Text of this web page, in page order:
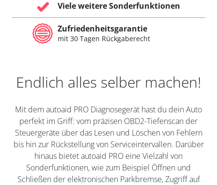
Viele weitere Sonderfunktionen
Zufriedenheitsgarantie
mit 30 Tagen Rückgaberecht
Endlich alles selber machen!
Mit dem autoaid PRO Diagnosegerät hast du dein Auto
perfekt im Griff: vom präzisen OBD2-Tiefenscan der
Steuergeräte über das Lesen und Löschen von Fehlern
bis hin zur Rückstellung von Serviceintervallen. Darüber
hinaus bietet autoaid PRO eine Vielzahl von
Sonderfunktionen, wie zum Beispiel Öffnen und
Schließen der elektronischen Parkbremse, Zugriff auf